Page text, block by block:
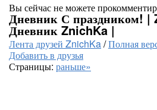
Вы сейчас не можете
Дневник С праздником! |
Дневник ZnichKa |
Лента друзей ZnichKa/Полная
Добавить в друзья
Страницы: раньше»